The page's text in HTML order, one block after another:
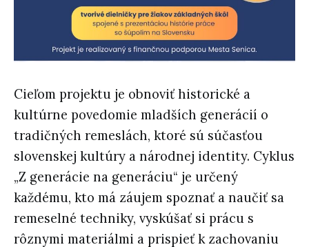
Cieľom projektu je obnoviť historické a
kultúrne povedomie mladších generácií o
tradičných remeslách, ktoré sú súčasťou
slovenskej kultúry a národnej identity. Cyklus
„Z generácie na generáciu“ je určený
každému, kto má záujem spoznať a naučiť sa
remeselné techniky, vyskúšať si prácu s
rôznymi materiálmi a prispieť k zachovaniu